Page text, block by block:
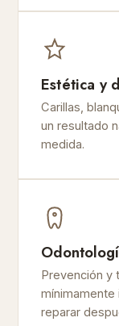
Estética y
Carillas,
un resultado
medida.
Prevención y
mínimamente
reparar